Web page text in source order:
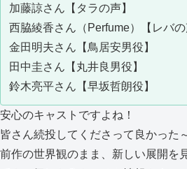
加藤諒さん【タラの声】
西脇綾香さん（Perfume）【レバの
金田明夫さん【鳥居安男役】
田中圭さん【丸井良男役】
鈴木亮平さん【早坂哲朗役】
安心のキャストですよね！
皆さん続投してくださって良かった～
前作の世界観のまま、新しい展開を